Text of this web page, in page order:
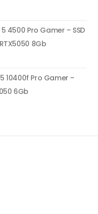
4500 Pro Gamer – SSD
8Gb
10400f Pro Gamer –
6Gb